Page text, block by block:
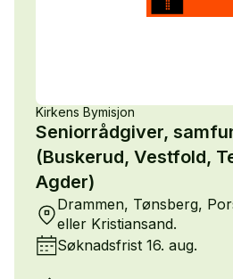
Kirkens Bymisjon
Seniorrådgiver,
(Buskerud, Vestfold,
Agder)
Drammen, Tønsberg,
eller Kristiansand.
Søknadsfrist 16. aug.